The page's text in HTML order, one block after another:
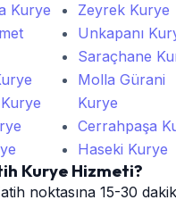
Kurye
Zeyrek Kurye
Unkapanı
Saraçhane
Molla Gürani
Kurye
Cerrahpaşa
Haseki Kurye
Kurye Hizmeti?
noktasına 15-30